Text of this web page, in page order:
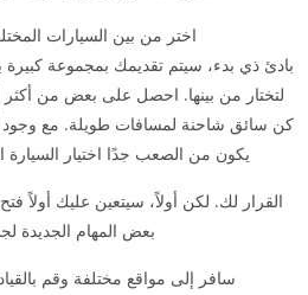
اختر من بين السيارات
بادئ ذي بدء، سيتم تقديمك بمجموعة كبيرة
لتختار من بينها. احصل على بعض من أكثر
يكون من الصعب جدًا اختيار السيارة
القرار لك. لكن أولاً، سيتعين عليك أولاً
بعض المهام الجديدة
سافر إلى مواقع مختلفة وقم